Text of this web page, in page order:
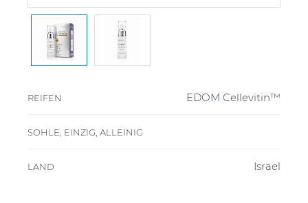
REIFEN EDOM Cellevitin™
SOHLE, EINZIG, ALLEINIG
LAND Israel